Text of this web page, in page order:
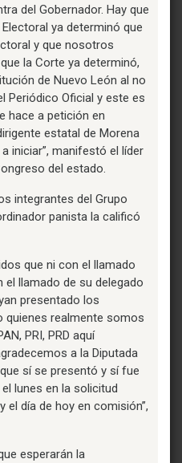
del Gobernador. Hay que
ya determinó que
y que nosotros
la Corte ya determinó,
de Nuevo León al no
Periódico Oficial y este es
hace a petición en
estatal de Morena
iniciar”, manifestó el líder
del estado.
integrantes del Grupo
panista la calificó
que ni con el llamado
el llamado de su delegado
presentado los
quienes realmente somos
PRI, PRD aquí
a la Diputada
sí se presentó y sí fue
lunes en la solicitud
el día de hoy en comisión”,
esperarán la